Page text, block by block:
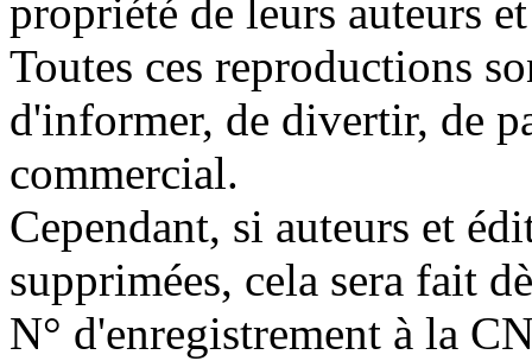
propriété de leurs auteurs
Toutes ces reproductions
d'informer, de divertir, de
commercial.
Cependant, si auteurs et
supprimées, cela sera fait
N° d'enregistrement à la